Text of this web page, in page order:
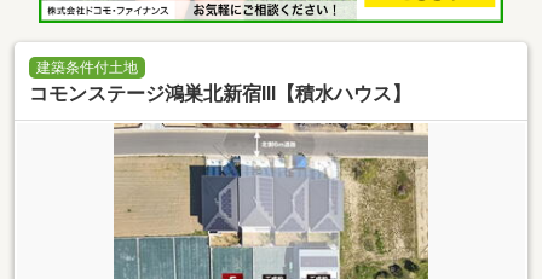
建築条件付土地
コモンステージ鴻巣北新宿Ⅲ【積水ハウス】